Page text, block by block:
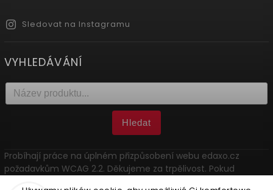
Sledovat na Instagramu
VYHLEDÁVÁNÍ
Hledat
Probíhají práce na úplném přizpůsobení webu edaxo.cz
požadavkům WCAG 2.2. Děkujeme za trpělivost. Pokud